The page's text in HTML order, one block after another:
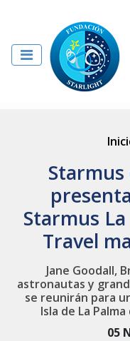
Starmus
Starmus
Travel
Jane Goodall,
astronautas y
se reunirán para
Isla de La
05